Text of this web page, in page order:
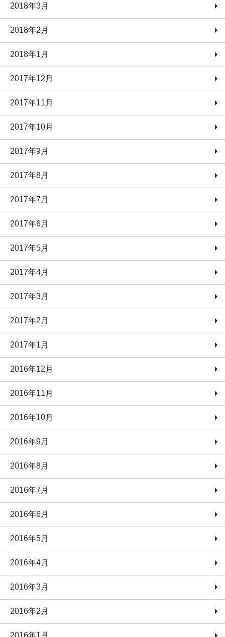
2018年3月
2018年2月
2018年1月
2017年12月
2017年11月
2017年10月
2017年9月
2017年8月
2017年7月
2017年6月
2017年5月
2017年4月
2017年3月
2017年2月
2017年1月
2016年12月
2016年11月
2016年10月
2016年9月
2016年8月
2016年7月
2016年6月
2016年5月
2016年4月
2016年3月
2016年2月
2016年1月